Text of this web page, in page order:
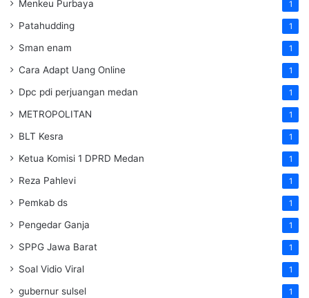
Menkeu Purbaya 1
Patahudding 1
Sman enam 1
Cara Adapt Uang Online 1
Dpc pdi perjuangan medan 1
METROPOLITAN 1
BLT Kesra 1
Ketua Komisi 1 DPRD Medan 1
Reza Pahlevi 1
Pemkab ds 1
Pengedar Ganja 1
SPPG Jawa Barat 1
Soal Vidio Viral 1
gubernur sulsel 1